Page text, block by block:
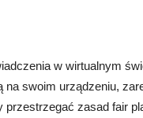
w wirtualnym
swoim urządzeniu,
zasad fair